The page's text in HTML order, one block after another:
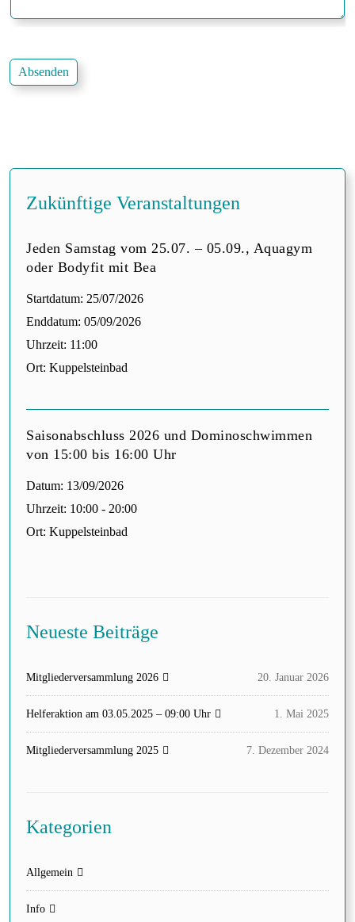
i
t
Absenden
Zukünftige Veranstaltungen
Jeden Samstag vom 25.07. – 05.09., Aquagym
oder Bodyfit mit Bea
Startdatum: 25/07/2026
Enddatum: 05/09/2026
Uhrzeit: 11:00
Ort: Kuppelsteinbad
Saisonabschluss 2026 und Dominoschwimmen
von 15:00 bis 16:00 Uhr
Datum: 13/09/2026
Uhrzeit: 10:00 - 20:00
Ort: Kuppelsteinbad
Neueste Beiträge
Mitgliederversammlung 2026 20. Januar 2026
Helferaktion am 03.05.2025 – 09:00 Uhr 1. Mai 2025
Mitgliederversammlung 2025 7. Dezember 2024
Kategorien
Allgemein
Info